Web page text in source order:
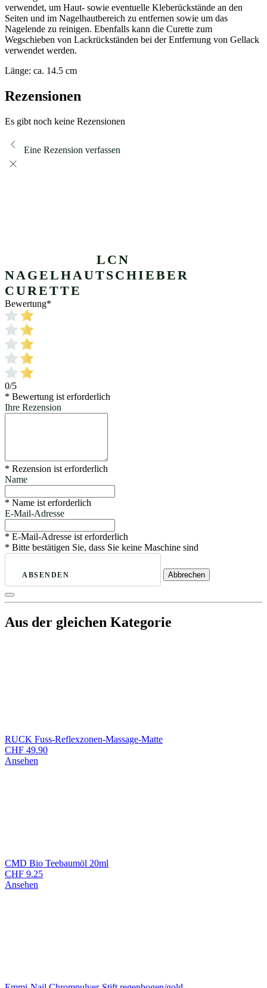
verwendet, um Haut- sowie eventuelle Kleberückstände an den
Seiten und im Nagelhautbereich zu entfernen sowie um das
Nagelende zu reinigen. Ebenfalls kann die Curette zum
Wegschieben von Lackrückständen bei der Entfernung von Gellack
verwendet werden.
Länge: ca. 14.5 cm
Rezensionen
Es gibt noch keine Rezensionen
Eine Rezension verfassen
LCN
NAGELHAUTSCHIEBER
CURETTE
Bewertung*
0/5
* Bewertung ist erforderlich
Ihre Rezension
* Rezension ist erforderlich
Name
* Name ist erforderlich
E-Mail-Adresse
* E-Mail-Adresse ist erforderlich
* Bitte bestätigen Sie, dass Sie keine Maschine sind
ABSENDEN Abbrechen
Aus der gleichen Kategorie
RUCK Fuss-Reflexzonen-Massage-Matte
CHF 49.90
Ansehen
CMD Bio Teebaumöl 20ml
CHF 9.25
Ansehen